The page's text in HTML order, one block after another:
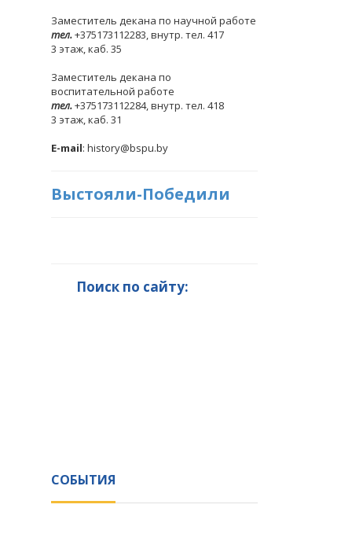
Заместитель декана по научной работе
тел.+375173112283, внутр. тел. 417
3 этаж, каб. 35
Заместитель декана по
воспитательной работе
тел.+375173112284, внутр. тел. 418
3 этаж, каб. 31
E-mail: history@bspu.by
Выстояли-Победили
Поиск по сайту:
СОБЫТИЯ